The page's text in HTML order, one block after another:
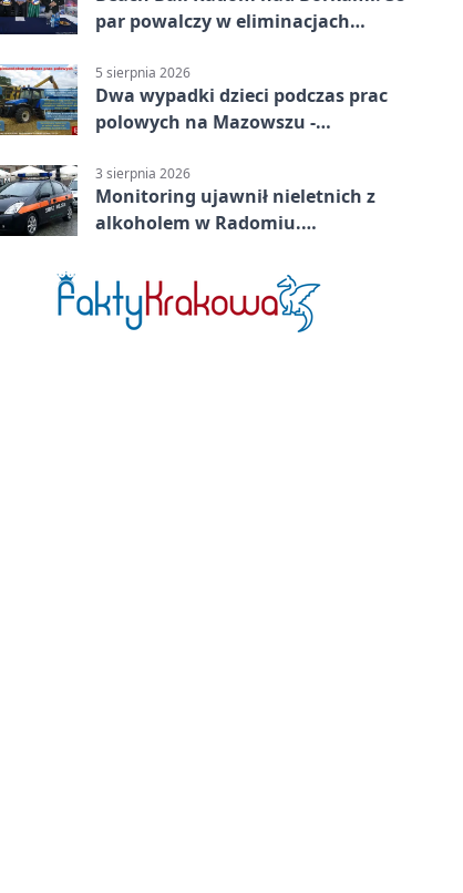
par powalczy w eliminacjach
5 sierpnia 2026
Dwa wypadki dzieci podczas prac
polowych na Mazowszu -
3 sierpnia 2026
Monitoring ujawnił nieletnich z
alkoholem w Radomiu.